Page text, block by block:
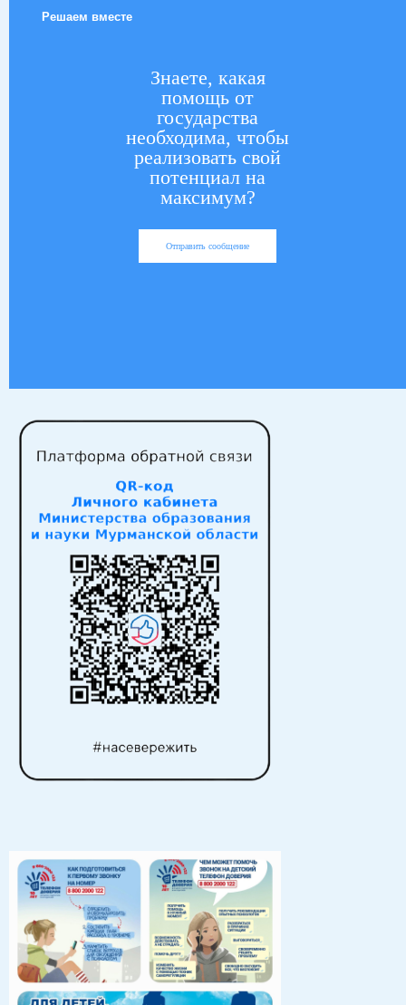
Решаем вместе
Знаете, какая
помощь от
государства
необходима, чтобы
реализовать свой
потенциал на
максимум?
Отправить сообщение